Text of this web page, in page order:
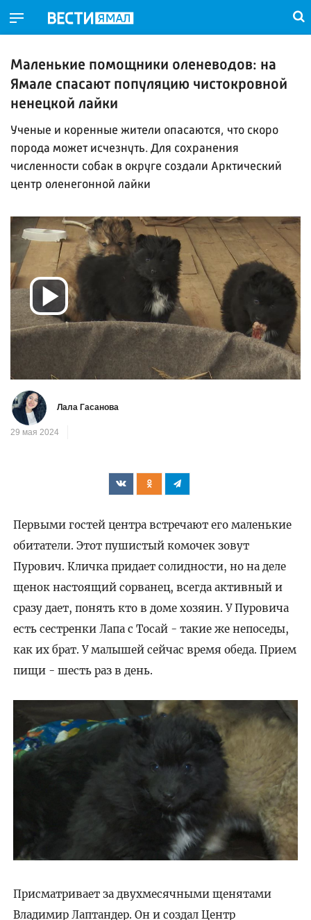
Маленькие помощники оленеводов: на
Ямале спасают популяцию чистокровной
ненецкой лайки
Ученые и коренные жители опасаются, что скоро
порода может исчезнуть. Для сохранения
численности собак в округе создали Арктический
центр оленегонной лайки
Воспроизвести
видео
Лала Гасанова
29 мая 2024
Первыми гостей центра встречают его маленькие
обитатели. Этот пушистый комочек зовут
Пурович. Кличка придает солидности, но на деле
щенок настоящий сорванец, всегда активный и
сразу дает, понять кто в доме хозяин. У Пуровича
есть сестренки Лапа с Тосай - такие же непоседы,
как их брат. У малышей сейчас время обеда. Прием
пищи - шесть раз в день.
Присматривает за двухмесячными щенятами
Владимир Лаптандер. Он и создал Центр